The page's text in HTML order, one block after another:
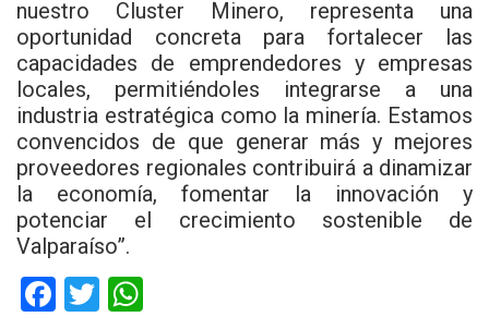
nuestro Cluster Minero, representa una
oportunidad concreta para fortalecer las
capacidades de emprendedores y empresas
locales, permitiéndoles integrarse a una
industria estratégica como la minería. Estamos
convencidos de que generar más y mejores
proveedores regionales contribuirá a dinamizar
la economía, fomentar la innovación y
potenciar el crecimiento sostenible de
Valparaíso”.
F
T